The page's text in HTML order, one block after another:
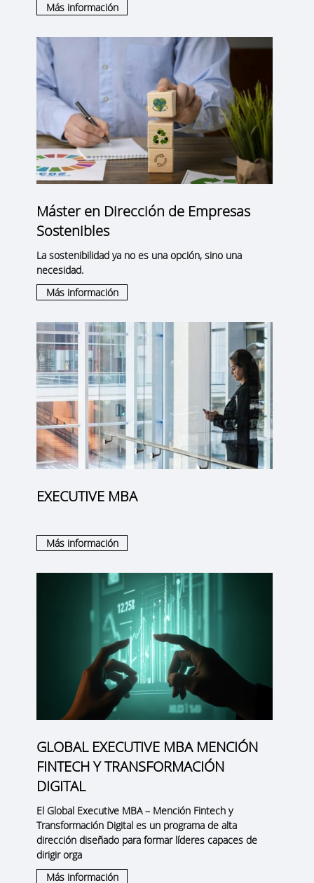
Más información
Máster en Dirección de Empresas
Sostenibles
La sostenibilidad ya no es una opción, sino una
necesidad.
Más información
EXECUTIVE MBA
Más información
GLOBAL EXECUTIVE MBA MENCIÓN
FINTECH Y TRANSFORMACIÓN
DIGITAL
El Global Executive MBA – Mención Fintech y
Transformación Digital es un programa de alta
dirección diseñado para formar líderes capaces de
dirigir orga
Más información